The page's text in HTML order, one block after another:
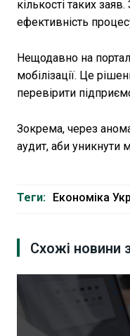
кількості таких
ефективність
Нещодавно на
мобілізації. Це
перевірити
Зокрема, через
аудит, аби
Теги: Економіка
Схожі новини